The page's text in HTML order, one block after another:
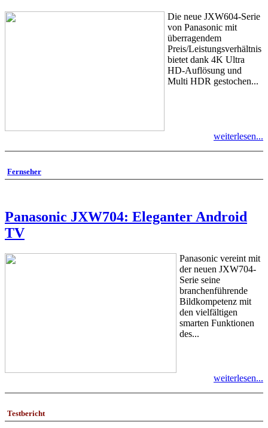
Die neue JXW604-Serie
von Panasonic mit
überragendem
Preis/Leistungsverhältnis
bietet dank 4K Ultra
HD-Auflösung und
Multi HDR gestochen...
weiterlesen...
Fernseher
Panasonic JXW704: Eleganter Android
TV
Panasonic vereint mit
der neuen JXW704-
Serie seine
branchenführende
Bildkompetenz mit
den vielfältigen
smarten Funktionen
des...
weiterlesen...
Testbericht